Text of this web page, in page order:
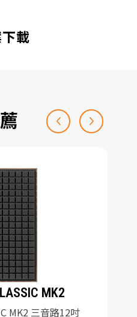
載
MK2
MK2 三音路12吋